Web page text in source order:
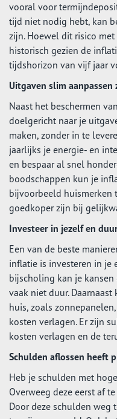
vooral voor
tijd niet nodig hebt, kan
zijn. Hoewel dit risico
historisch gezien de
tijdshorizon van vijf jaar
Uitgaven slim
Naast het beschermen
doelgericht naar je
maken, zonder in te
jaarlijks je energie- en
en bespaar al snel
boodschappen kun je
bijvoorbeeld huismerken
goedkoper zijn bij
Investeer in jezelf en
Een van de beste
inflatie is investeren in je
bijscholing kan je
vaak niet duur.
huis, zoals
kosten verlagen. Er zijn
kosten verlagen en de
Schulden aflossen heeft
Heb je schulden met
Overweeg deze eerst af
Door deze schulden weg